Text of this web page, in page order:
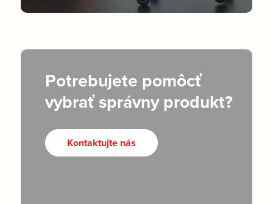
Potrebujete pomôcť
vybrať správny produkt?
Kontaktujte nás